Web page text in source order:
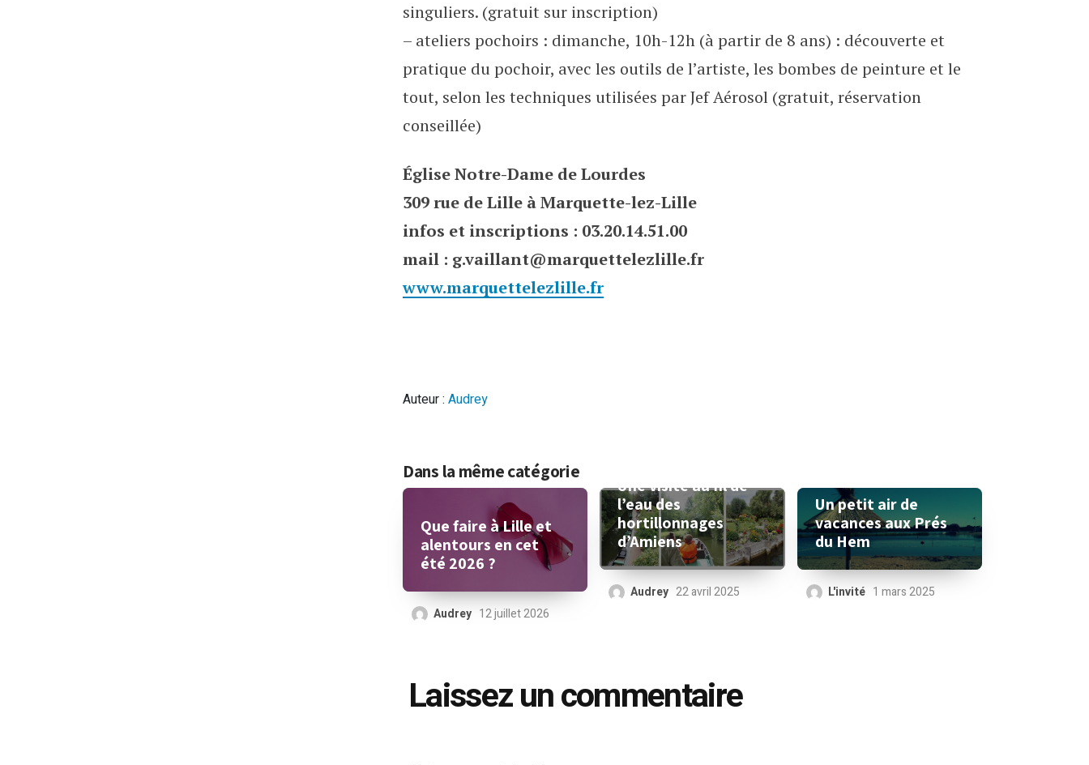
singuliers. (gratuit sur inscription)
– ateliers pochoirs : dimanche, 10h-12h (à partir de 8 ans) : découverte et
pratique du pochoir, avec les outils de l’artiste, les bombes de peinture et le
tout, selon les techniques utilisées par Jef Aérosol (gratuit, réservation
conseillée)
Église Notre-Dame de Lourdes
309 rue de Lille à Marquette-lez-Lille
infos et inscriptions : 03.20.14.51.00
mail : g.vaillant@marquettelezlille.fr
www.marquettelezlille.fr
Auteur : Audrey
Dans la même catégorie
Que faire à Lille et
alentours en cet
été 2026 ?
Audrey 12 juillet 2026
Une visite au fil de
l’eau des
hortillonnages
d’Amiens
Audrey 22 avril 2025
Un petit air de
vacances aux Prés
du Hem
L'invité 1 mars 2025
Laissez un commentaire